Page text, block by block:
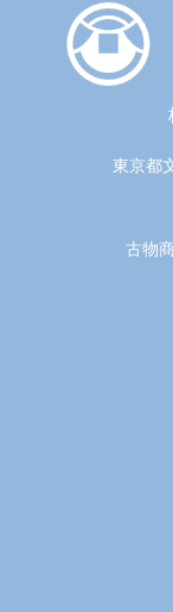
東京都
古物